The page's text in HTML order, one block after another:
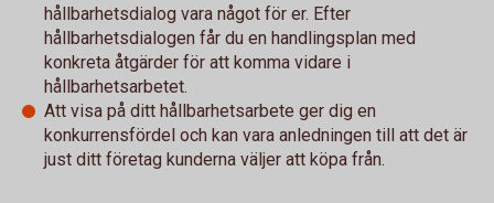
hållbarhetsdialog vara något för er. Efter
hållbarhetsdialogen får du en handlingsplan med
konkreta åtgärder för att komma vidare i
hållbarhetsarbetet.
Att visa på ditt hållbarhetsarbete ger dig en
konkurrensfördel och kan vara anledningen till att det är
just ditt företag kunderna väljer att köpa från.